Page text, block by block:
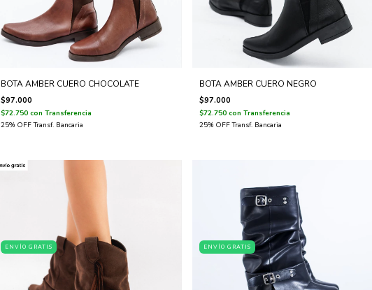
BOTA AMBER CUERO CHOCOLATE
$97.000
$72.750 con Transferencia
BOTA AMBER CUERO NEGRO
$97.000
$72.750 con Transferencia
ENVÍO GRATIS ENVÍO GRATIS